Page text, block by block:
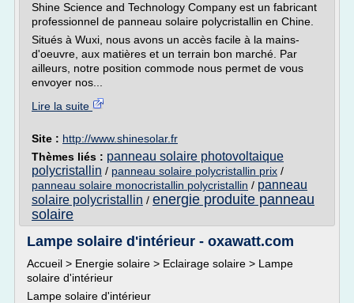
Shine Science and Technology Company est un fabricant
professionnel de panneau solaire polycristallin en Chine.
Situés à Wuxi, nous avons un accès facile à la mains-
d'oeuvre, aux matières et un terrain bon marché. Par
ailleurs, notre position commode nous permet de vous
envoyer nos...
Lire la suite
Site : http://www.shinesolar.fr
Thèmes liés : panneau solaire photovoltaique
polycristallin / panneau solaire polycristallin prix /
panneau solaire monocristallin polycristallin / panneau
solaire polycristallin / energie produite panneau
solaire
Lampe solaire d'intérieur - oxawatt.com
Accueil > Energie solaire > Eclairage solaire > Lampe
solaire d'intérieur
Lampe solaire d'intérieur